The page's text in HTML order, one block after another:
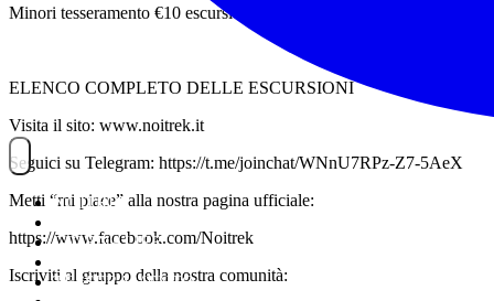
NOITREK
GIORNALIERI
TESSERAMENTO
Minori tesseramento €10 escursione € 5
ELENCO COMPLETO DELLE ESCURSIONI
Visita il sito: www.noitrek.it
Seguici su Telegram: https://t.me/joinchat/WNnU7RPz-Z7-5AeX
Metti “mi piace” alla nostra pagina ufficiale:
https://www.facebook.com/Noitrek
Iscriviti al gruppo della nostra comunità: